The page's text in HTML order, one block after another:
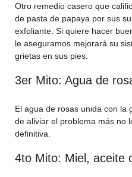
Otro remedio casero que
de pasta de papaya por sus
exfoliante. Si quiere hacer
le aseguramos mejorará su
grietas en sus pies.
3er Mito: Agua de
El agua de rosas unida con la
de aliviar el problema más no
definitiva.
4to Mito: Miel, aceite